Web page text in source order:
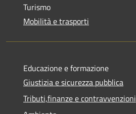
Turismo
Mobilità e trasporti
Educazione e formazione
Giustizia e sicurezza pubblica
Tributi,finanze e contravvenzioni